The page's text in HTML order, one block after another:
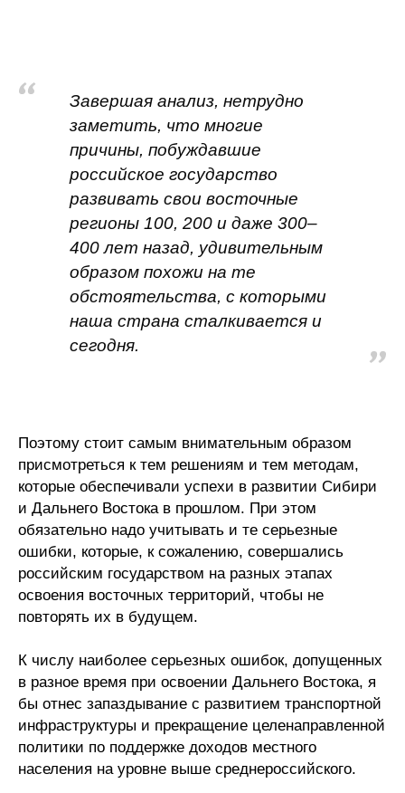
Завершая анализ, нетрудно
заметить, что многие
причины, побуждавшие
российское государство
развивать свои восточные
регионы 100, 200 и даже 300–
400 лет назад, удивительным
образом похожи на те
обстоятельства, с которыми
наша страна сталкивается и
сегодня.
Поэтому стоит самым внимательным образом
присмотреться к тем решениям и тем методам,
которые обеспечивали успехи в развитии Сибири
и Дальнего Востока в прошлом. При этом
обязательно надо учитывать и те серьезные
ошибки, которые, к сожалению, совершались
российским государством на разных этапах
освоения восточных территорий, чтобы не
повторять их в будущем.
К числу наиболее серьезных ошибок, допущенных
в разное время при освоении Дальнего Востока, я
бы отнес запаздывание с развитием транспортной
инфраструктуры и прекращение целенаправленной
политики по поддержке доходов местного
населения на уровне выше среднероссийского.